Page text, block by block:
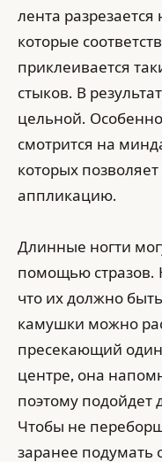
лента разрезается
которые
приклеивается
стыков. В
цельной.
смотрится на
которых
аппликацию.
Длинные ногти
помощью стразов.
что их должно
камушки можно
пресекающий
центре, она
поэтому подойдет
Чтобы не
заранее подумать